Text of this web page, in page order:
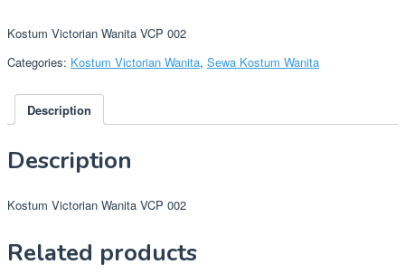
Kostum Victorian Wanita VCP 002
Categories: Kostum Victorian Wanita, Sewa Kostum Wanita
Description
Description
Kostum Victorian Wanita VCP 002
Related products